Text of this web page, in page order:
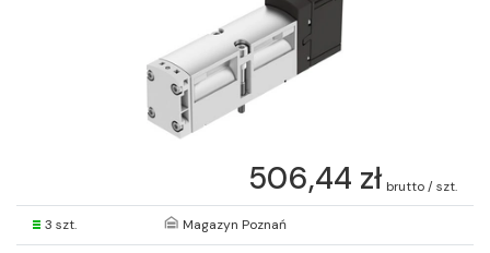
506,44 zł brutto / szt.
3 szt. Magazyn Poznań